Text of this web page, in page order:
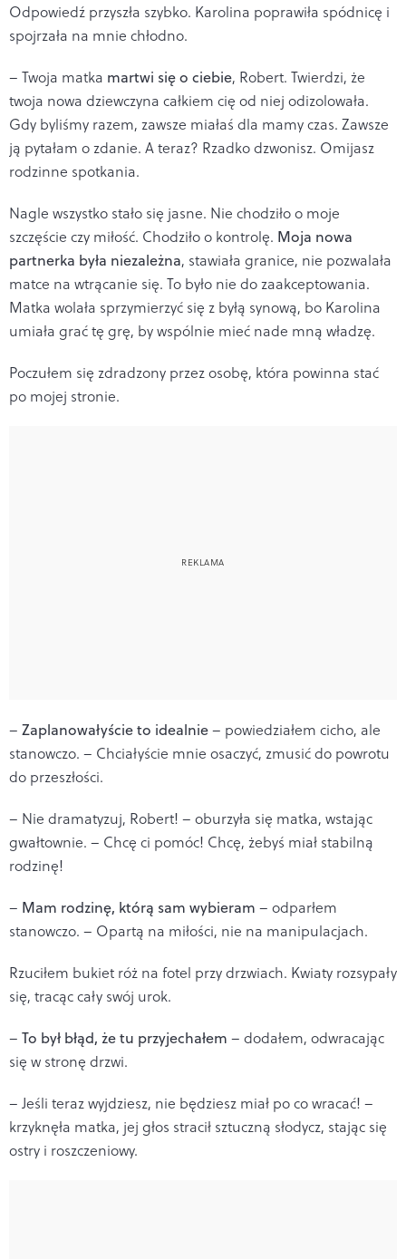
Odpowiedź przyszła szybko. Karolina poprawiła spódnicę i
spojrzała na mnie chłodno.
– Twoja matka martwi się o ciebie, Robert. Twierdzi, że
twoja nowa dziewczyna całkiem cię od niej odizolowała.
Gdy byliśmy razem, zawsze miałaś dla mamy czas. Zawsze
ją pytałam o zdanie. A teraz? Rzadko dzwonisz. Omijasz
rodzinne spotkania.
Nagle wszystko stało się jasne. Nie chodziło o moje
szczęście czy miłość. Chodziło o kontrolę. Moja nowa
partnerka była niezależna, stawiała granice, nie pozwalała
matce na wtrącanie się. To było nie do zaakceptowania.
Matka wolała sprzymierzyć się z byłą synową, bo Karolina
umiała grać tę grę, by wspólnie mieć nade mną władzę.
Poczułem się zdradzony przez osobę, która powinna stać
po mojej stronie.
– Zaplanowałyście to idealnie– powiedziałem cicho, ale
stanowczo. – Chciałyście mnie osaczyć, zmusić do powrotu
do przeszłości.
– Nie dramatyzuj, Robert! – oburzyła się matka, wstając
gwałtownie. – Chcę ci pomóc! Chcę, żebyś miał stabilną
rodzinę!
– Mam rodzinę, którą sam wybieram – odparłem
stanowczo. – Opartą na miłości, nie na manipulacjach.
Rzuciłem bukiet róż na fotel przy drzwiach. Kwiaty rozsypały
się, tracąc cały swój urok.
– To był błąd, że tu przyjechałem – dodałem, odwracając
się w stronę drzwi.
– Jeśli teraz wyjdziesz, nie będziesz miał po co wracać! –
krzyknęła matka, jej głos stracił sztuczną słodycz, stając się
ostry i roszczeniowy.